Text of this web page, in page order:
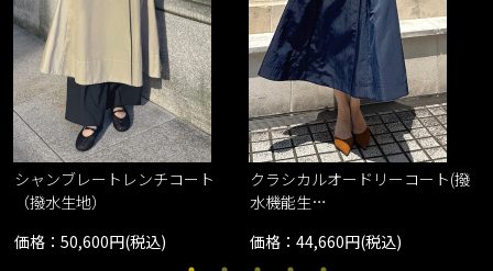
シャンブレートレンチコート
（撥水生地）
価格：50,600円(税込)
クラシカルオードリーコート(撥
水機能生…
価格：44,660円(税込)